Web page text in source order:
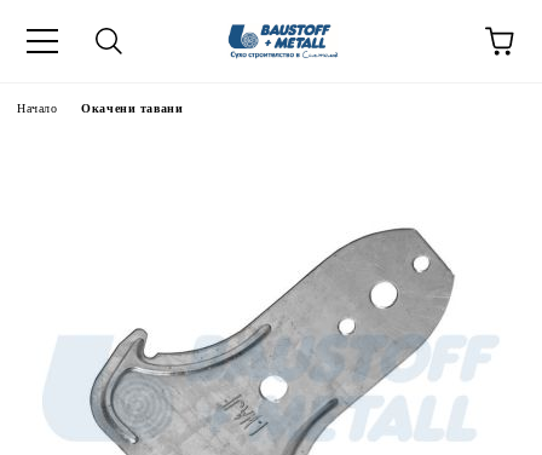
Начало Окачени тавани